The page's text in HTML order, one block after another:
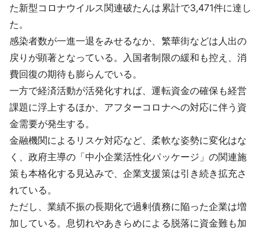
た新型コロナウイルス関連破たんは累計で3,471件に達し
た。
感染者数が一進一退をみせるなか、繁華街などは人出の
戻りが顕著となっている。入国者制限の緩和も控え、消
費回復の期待も膨らんでいる。
一方で経済活動が活発化すれば、運転資金の確保も経営
課題に浮上するほか、アフターコロナへの対応に伴う資
金需要が発生する。
金融機関によるリスケ対応など、柔軟な姿勢に変化はな
く、政府主導の「中小企業活性化パッケージ」の関連施
策も本格化する見込みで、企業支援策は引き続き拡充さ
れている。
ただし、業績不振の長期化で過剰債務に陥った企業は増
加している。息切れやあきらめによる脱落に資金難も加